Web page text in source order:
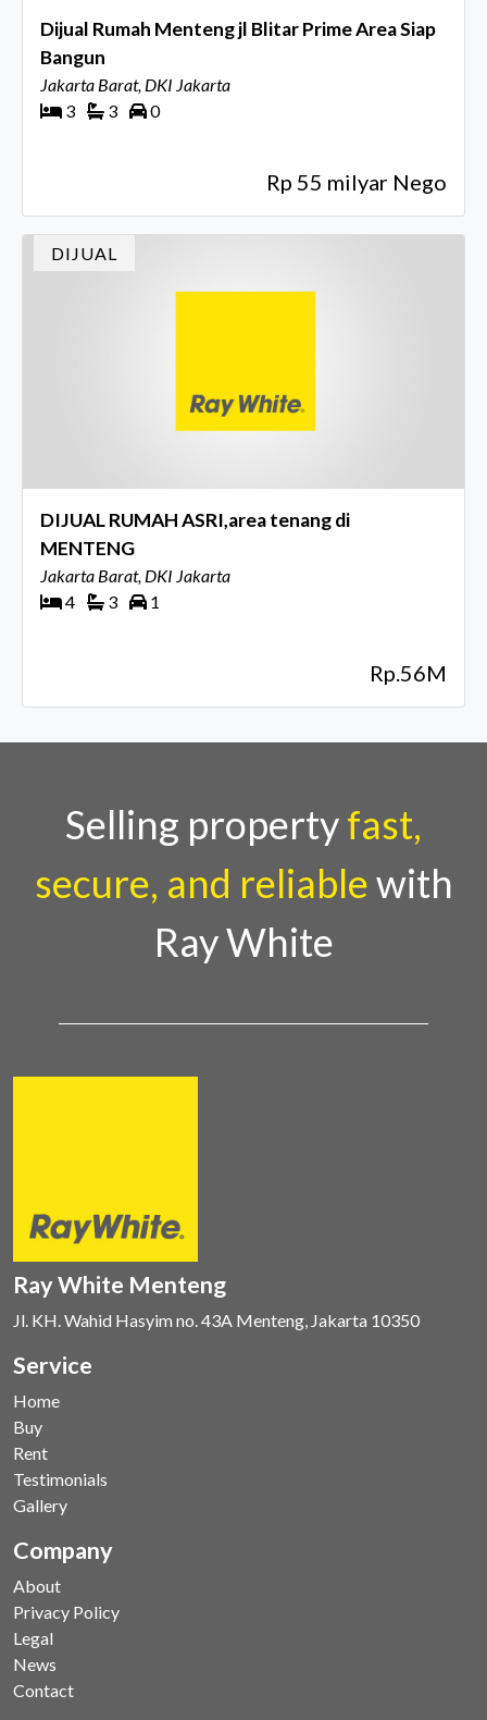
Dijual Rumah Menteng jl Blitar Prime Area Siap
Bangun
Jakarta Barat, DKI Jakarta
3
3 0
Rp 55 milyar Nego
DIJUAL
DIJUAL RUMAH ASRI,area tenang di
MENTENG
Jakarta Barat, DKI Jakarta
4
3 1
Rp.56M
Selling propertyfast,
secure, and reliablewith
Ray White
Ray White Menteng
Jl. KH. Wahid Hasyim no. 43A Menteng, Jakarta 10350
Service
Home
Buy
Rent
Testimonials
Gallery
Company
About
Privacy Policy
Legal
News
Contact